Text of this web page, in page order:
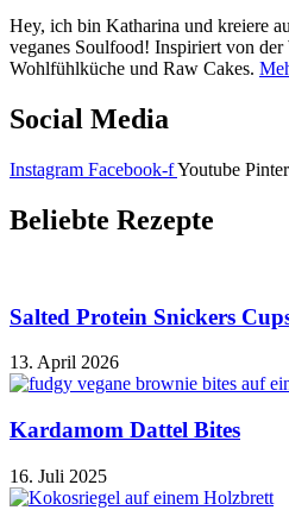
Hey, ich bin Katharina und kreiere
veganes Soulfood! Inspiriert von
Wohlfühlküche und Raw Cakes.
Social Media
Instagram Facebook-fYoutube
Beliebte Rezepte
Salted Protein Snickers
13. April 2026
Kardamom Dattel Bites
16. Juli 2025